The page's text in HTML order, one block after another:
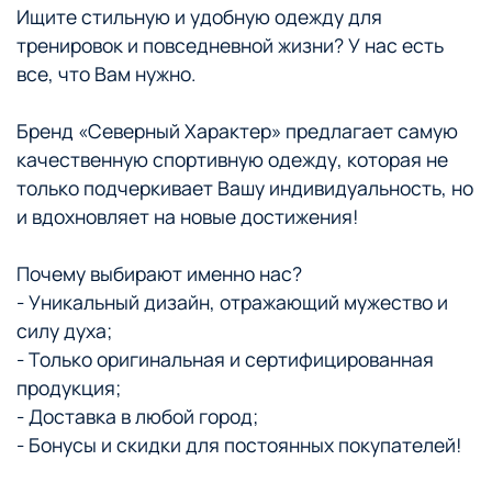
Ищите стильную и удобную одежду для
тренировок и повседневной жизни? У нас есть
все, что Вам нужно.
Бренд «Северный Характер» предлагает самую
качественную спортивную одежду, которая не
только подчеркивает Вашу индивидуальность, но
и вдохновляет на новые достижения!
Почему выбирают именно нас?
- Уникальный дизайн, отражающий мужество и
силу духа;
- Только оригинальная и сертифицированная
продукция;
- Доставка в любой город;
- Бонусы и скидки для постоянных покупателей!